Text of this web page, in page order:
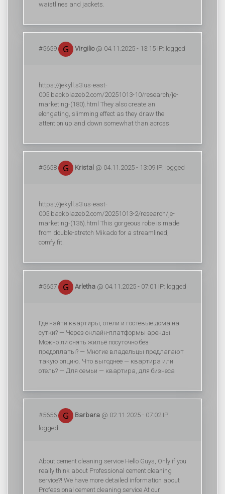
waistlines and jackets.
#5659 Virgilio@ 04.11.2025 - 13:15 IP: logged
https://jekyll.s3.us-east-
005.backblazeb2.com/20251013-10/research/je-
marketing-(180).html They also create an
elongating, slimming effect as they draw the
attention up and down somewhat than across.
#5658 Kristal @ 04.11.2025 - 13:09 IP: logged
https://jekyll.s3.us-east-
005.backblazeb2.com/20251013-2/research/je-
marketing-(136).html This gorgeous robe is made
from double-stretch Mikado for a streamlined,
comfy fit.
#5657 Arletha @ 04.11.2025 - 07:01 IP: logged
Где найти квартиры, отели и гостевые дома на
сутки? — Через онлайн-платформы аренды.
Можно ли снять жильё посуточно без
предоплаты? — Многие владельцы предлагают
такую опцию. Что выгоднее — квартира или
отель? — Для семьи — квартира, для бизнеса
#5656 Barbara @ 02.11.2025 - 07:02 IP:
logged
About cement cleaning service Hello Guys, Only if you
really think about Professional cement cleaning
service?! We have more detailed information about
Professional cement cleaning service At our